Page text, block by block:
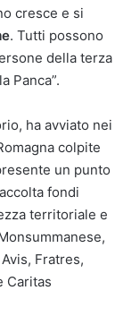
cresce e si
. Tutti possono
della terza
Panca”.
ha avviato nei
colpite
un punto
fondi
territoriale e
Fratres,
Caritas